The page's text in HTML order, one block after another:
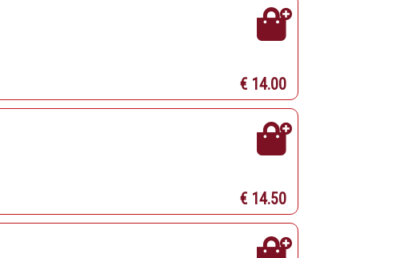
€ 14.00
€ 14.50